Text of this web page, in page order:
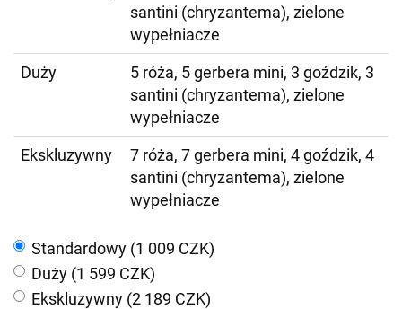
santini (chryzantema), zielone
wypełniacze
Duży
5 róża, 5 gerbera mini, 3 goździk, 3
santini (chryzantema), zielone
wypełniacze
Ekskluzywny
7 róża, 7 gerbera mini, 4 goździk, 4
santini (chryzantema), zielone
wypełniacze
Standardowy (1 009 CZK)
Duży (1 599 CZK)
Ekskluzywny (2 189 CZK)